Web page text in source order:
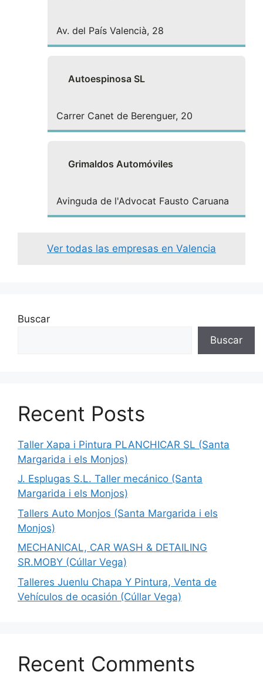
Av. del País Valencià, 28
Autoespinosa SL
Carrer Canet de Berenguer, 20
Grimaldos Automóviles
Avinguda de l'Advocat Fausto Caruana
Ver todas las empresas en Valencia
Buscar
Buscar
Recent Posts
Taller Xapa i Pintura PLANCHICAR SL (Santa
Margarida i els Monjos)
J. Esplugas S.L. Taller mecánico (Santa
Margarida i els Monjos)
Tallers Auto Monjos (Santa Margarida i els
Monjos)
MECHANICAL, CAR WASH & DETAILING
SR.MOBY (Cúllar Vega)
Talleres Juenlu Chapa Y Pintura, Venta de
Vehículos de ocasión (Cúllar Vega)
Recent Comments